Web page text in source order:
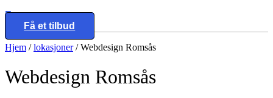
Eng
Få et tilbud
Hjem /lokasjoner/Webdesign Romsås
Webdesign Romsås